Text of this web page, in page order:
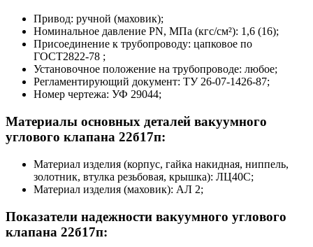
Привод: ручной (маховик);
Номинальное давление PN, МПа (кгс/см²): 1,6 (16);
Присоединение к трубопроводу: цапковое по
ГОСТ2822-78 ;
Установочное положение на трубопроводе: любое;
Регламентирующий документ: ТУ 26-07-1426-87;
Номер чертежа: УФ 29044;
Материалы основных деталей вакуумного
углового клапана 22б17п:
Материал изделия (корпус, гайка накидная, ниппель,
золотник, втулка резьбовая, крышка): ЛЦ40С;
Материал изделия (маховик): АЛ 2;
Показатели надежности вакуумного углового
клапана 22б17п: